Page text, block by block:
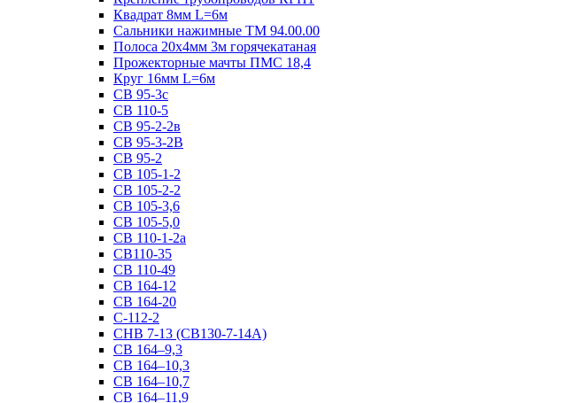
Квадрат 8мм L=6м
Сальники нажимные ТМ 94.00.00
Полоса 20х4мм 3м горячекатаная
Прожекторные мачты ПМС 18,4
Круг 16мм L=6м
СВ 95-3с
СВ 110-5
СВ 95-2-2в
СВ 95-3-2В
СВ 95-2
СВ 105-1-2
СВ 105-2-2
СВ 105-3,6
СВ 105-5,0
СВ 110-1-2а
СВ110-35
СВ 110-49
СВ 164-12
СВ 164-20
С-112-2
СНВ 7-13 (СВ130-7-14А)
СВ 164–9,3
СВ 164–10,3
СВ 164–10,7
СВ 164–11,9